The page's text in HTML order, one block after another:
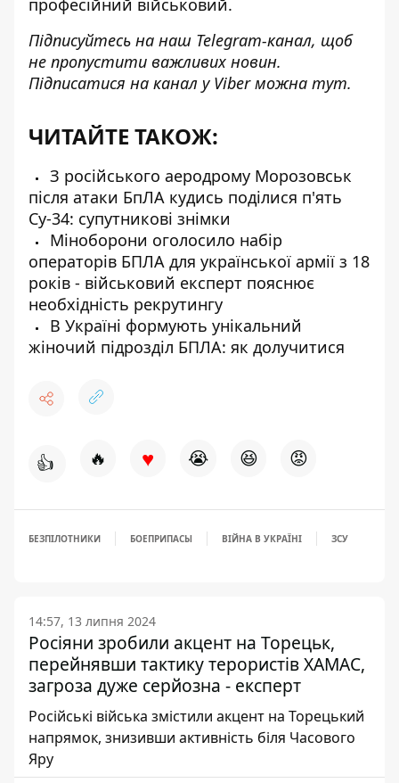
професійний військовий.
Підписуйтесь на наш Telegram-канал, щоб
не пропустити важливих новин.
Підписатися на канал у Viber можна тут.
ЧИТАЙТЕ ТАКОЖ:
З російського аеродрому Морозовськ
після атаки БпЛА кудись поділися п'ять
Су-34: супутникові знімки
Міноборони оголосило набір
операторів БПЛА для української армії з 18
років - військовий експерт пояснює
необхідність рекрутингу
В Україні формують унікальний
жіночий підрозділ БПЛА: як долучитися
👍 🔥 ♥ 😭 😆 😡
БЕЗПІЛОТНИКИ БОЕПРИПАСЫ ВІЙНА В УКРАЇНІ ЗСУ
14:57, 13 липня 2024
Росіяни зробили акцент на Торецьк,
перейнявши тактику терористів ХАМАС,
загроза дуже серйозна - експерт
Російські війська змістили акцент на Торецький
напрямок, знизивши активність біля Часового
Яру